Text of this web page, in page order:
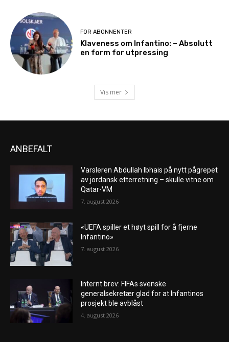
FOR ABONNENTER
Klaveness om Infantino: – Absolutt
en form for utpressing
Vis mer
ANBEFALT
Varsleren Abdullah Ibhais på nytt pågrepet
av jordansk etterretning – skulle vitne om
Qatar-VM
7. august 2026
«UEFA spiller et høyt spill for å fjerne
Infantino»
7. august 2026
Internt brev: FIFAs svenske
generalsekretær glad for at Infantinos
prosjekt ble avblåst
4. august 2026